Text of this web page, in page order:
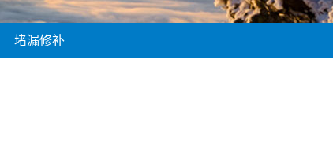
堵漏修补